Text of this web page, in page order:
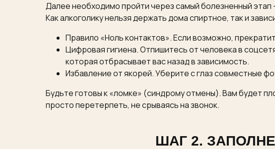
Далее необходимо пройти через самый болезненный
Как алкоголику нельзя держать дома спиртное, так и
Правило «Ноль контактов». Если возможно,
Цифровая гигиена. Отпишитесь от человека в
которая отбрасывает вас назад в зависимость.
Избавление от якорей. Уберите с глаз совместные
Будьте готовы к «ломке» (синдрому отмены). Вам будет
просто перетерпеть, не срываясь на звонок.
ШАГ 2.